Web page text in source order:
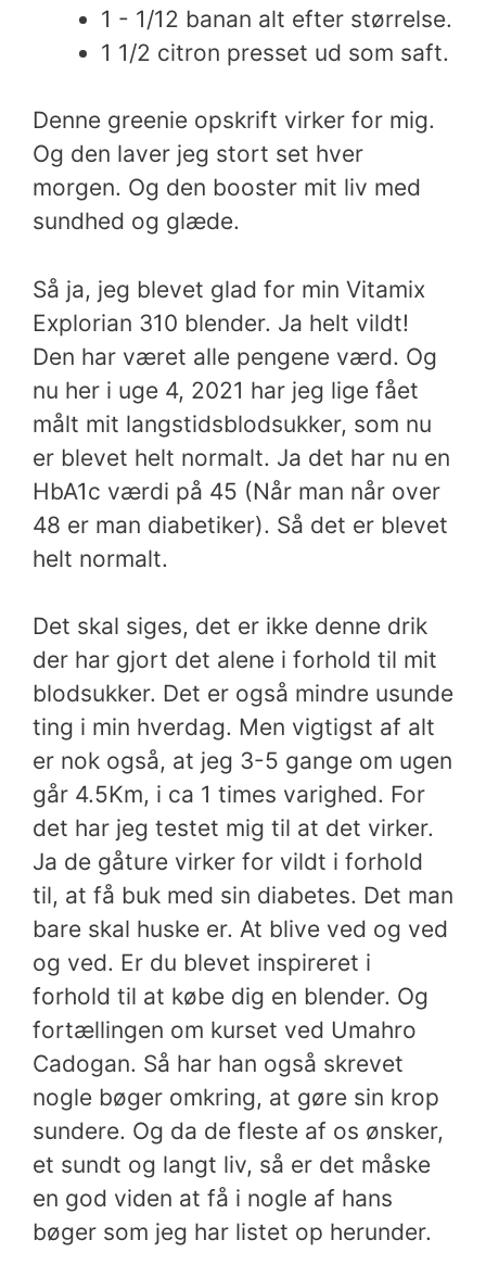
1 - 1/12 banan alt efter størrelse.
1 1/2 citron presset ud som saft.
Denne greenie opskrift virker for mig.
Og den laver jeg stort set hver
morgen. Og den booster mit liv med
sundhed og glæde.
Så ja, jeg blevet glad for min Vitamix
Explorian 310 blender. Ja helt vildt!
Den har været alle pengene værd. Og
nu her i uge 4, 2021 har jeg lige fået
målt mit langstidsblodsukker, som nu
er blevet helt normalt. Ja det har nu en
HbA1c værdi på 45 (Når man når over
48 er man diabetiker). Så det er blevet
helt normalt.
Det skal siges, det er ikke denne drik
der har gjort det alene i forhold til mit
blodsukker. Det er også mindre usunde
ting i min hverdag. Men vigtigst af alt
er nok også, at jeg 3-5 gange om ugen
går 4.5Km, i ca 1 times varighed. For
det har jeg testet mig til at det virker.
Ja de gåture virker for vildt i forhold
til, at få buk med sin diabetes. Det man
bare skal huske er. At blive ved og ved
og ved. Er du blevet inspireret i
forhold til at købe dig en blender. Og
fortællingen om kurset ved Umahro
Cadogan. Så har han også skrevet
nogle bøger omkring, at gøre sin krop
sundere. Og da de fleste af os ønsker,
et sundt og langt liv, så er det måske
en god viden at få i nogle af hans
bøger som jeg har listet op herunder.